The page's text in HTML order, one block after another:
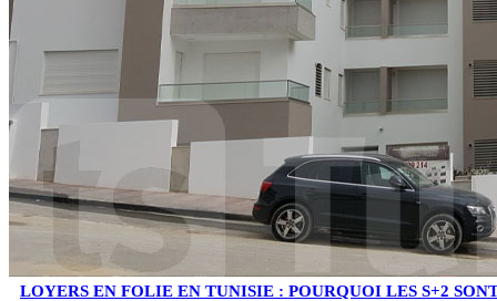
LOYERS EN FOLIE EN TUNISIE : POURQUOI LES S+2